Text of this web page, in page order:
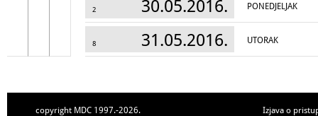
2 30.05.2016. PONEDJELJAK
8 31.05.2016. UTORAK
copyright MDC 1997.-2026. Izjava o